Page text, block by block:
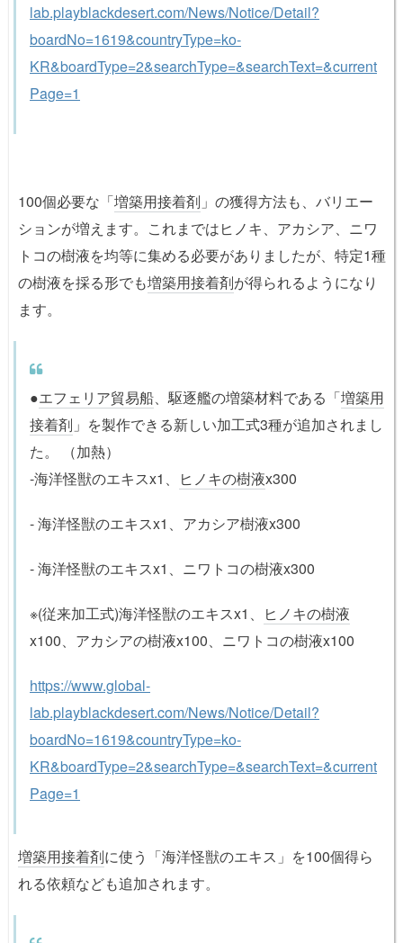
lab.playblackdesert.com/News/Notice/Detail?
boardNo=1619&countryType=ko-
KR&boardType=2&searchType=&searchText=&current
Page=1
100個必要な「増築用接着剤 」の獲得方法も、バリエー
ションが増えます。これまではヒノキ、アカシア、ニワ
トコの樹液を均等に集める必要がありましたが、特定1種
の樹液を採る形でも増築用接着剤が得られるようになり
ます。
●エフェリア貿易船 、駆逐艦の増築材料である「増築用
接着剤 」を製作できる新しい加工式3種が追加されまし
た。 （加熱）
-海洋怪獣のエキスx1、
ヒノキの樹液x300
- 海洋怪獣のエキスx1、アカシア樹液x300
- 海洋怪獣のエキスx1、ニワトコの樹液x300
※(従来加工式)海洋怪獣のエキスx1、
ヒノキの樹液
x100、アカシアの樹液x100、ニワトコの樹液x100
https://www.global-
lab.playblackdesert.com/News/Notice/Detail?
boardNo=1619&countryType=ko-
KR&boardType=2&searchType=&searchText=&current
Page=1
増築用接着剤に使う「海洋怪獣のエキス」を100個得ら
れる依頼なども追加されます。